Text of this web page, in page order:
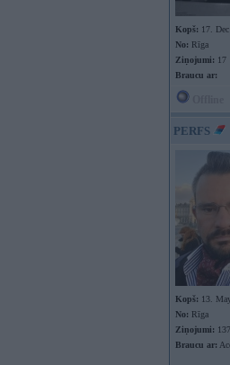
Kopš: 17.
No: Rīga
Ziņojumi: 17
Braucu ar:
PERFS
Kopš: 13.
No: Rīga
Ziņojumi:
Braucu ar: